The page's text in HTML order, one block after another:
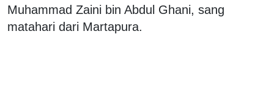
Muhammad Zaini bin Abdul Ghani, sang
matahari dari Martapura.